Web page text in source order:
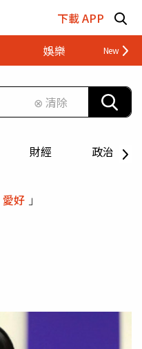
下載 APP
娛樂 財經
⊗ 清除
財經 政治
愛好 」